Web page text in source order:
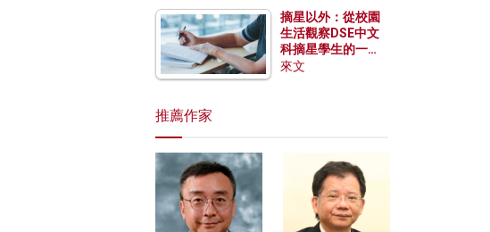
摘星以外：從校園
生活觀察DSE中文
科摘星學生的一點
特質
來文
推薦作家